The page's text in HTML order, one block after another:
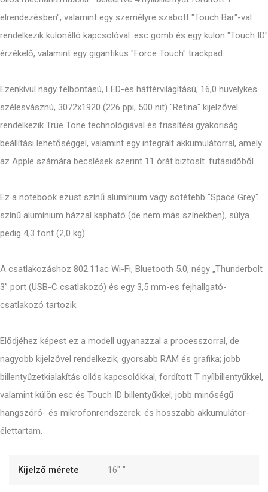
elrendezésben", valamint egy személyre szabott "Touch Bar"-val
rendelkezik különálló kapcsolóval. esc gomb és egy külön "Touch ID"
érzékelő, valamint egy gigantikus "Force Touch" trackpad.
Ezenkívül nagy felbontású, LED-es háttérvilágítású, 16,0 hüvelykes
szélesvásznú, 3072x1920 (226 ppi, 500 nit) "Retina" kijelzővel
rendelkezik True Tone technológiával és frissítési gyakoriság
beállítási lehetőséggel, valamint egy integrált akkumulátorral, amely
az Apple számára becslések szerint 11 órát biztosít. futásidőből.
Ez a notebook ezüst színű alumínium vagy sötétebb "Space Grey"
színű alumínium házzal kapható (de nem más színekben), súlya
pedig 4,3 font (2,0 kg).
A csatlakozáshoz 802.11ac Wi-Fi, Bluetooth 5.0, négy „Thunderbolt
3” port (USB-C csatlakozó) és egy 3,5 mm-es fejhallgató-
csatlakozó tartozik.
Elődjéhez képest ez a modell ugyanazzal a processzorral, de
nagyobb kijelzővel rendelkezik; gyorsabb RAM és grafika; jobb
billentyűzetkialakítás ollós kapcsolókkal, fordított T nyílbillentyűkkel,
valamint külön esc és Touch ID billentyűkkel; jobb minőségű
hangszóró- és mikrofonrendszerek; és hosszabb akkumulátor-
élettartam.
Kijelző mérete 16" "